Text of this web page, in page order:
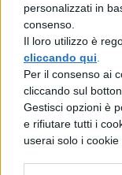
personalizzati in
consenso.
Il loro utilizzo è
cliccando qui
Per il consenso ai
cliccando sul
Gestisci opzioni è
e rifiutare tutti i
userai solo i cookie
contenuti
subirebbero
mettendo in
buono
massima
sul piano del
modo